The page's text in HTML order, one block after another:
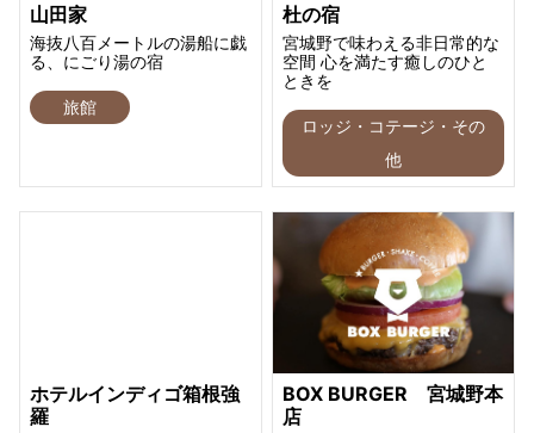
山田家
海抜八百メートルの湯船に戯
る、にごり湯の宿
旅館
杜の宿
宮城野で味わえる非日常的な
空間 心を満たす癒しのひと
ときを
ロッジ・コテージ・その
他
ホテルインディゴ箱根強
羅
BOX BURGER 宮城野本
店